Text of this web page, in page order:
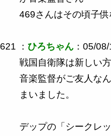
469さんはその頃子
621 ： ひろちゃん ：05/
戦国自衛隊は新しい
音楽監督がご友人な
まいました。
デップの「シークレ